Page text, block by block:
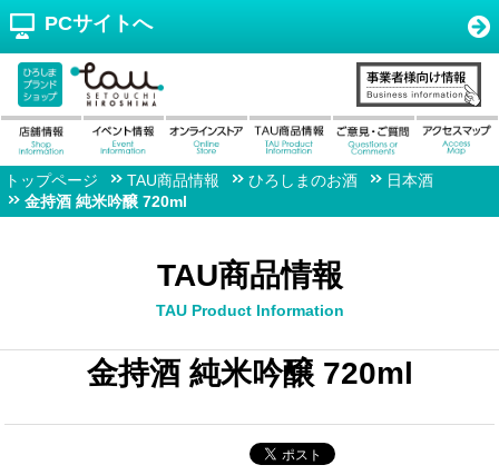
PCサイトへ
トップページ TAU商品情報 ひろしまのお酒
日本酒
金持酒 純米吟醸 720ml
TAU商品情報
TAU Product Information
金持酒 純米吟醸 720ml